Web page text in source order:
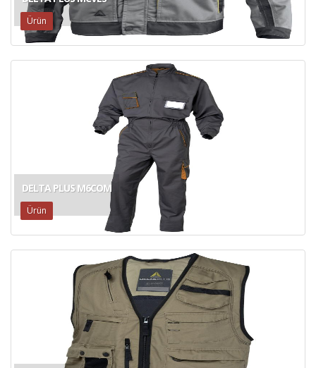
Ürün
DELTA PLUS M6COM
Ürün